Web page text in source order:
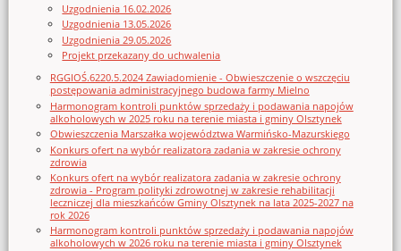
Uzgodnienia 16.02.2026
Uzgodnienia 13.05.2026
Uzgodnienia 29.05.2026
Projekt przekazany do uchwalenia
RGGIOŚ.6220.5.2024 Zawiadomienie - Obwieszczenie o wszczęciu
postępowania administracyjnego budowa farmy Mielno
Harmonogram kontroli punktów sprzedaży i podawania napojów
alkoholowych w 2025 roku na terenie miasta i gminy Olsztynek
Obwieszczenia Marszałka województwa Warmińsko-Mazurskiego
Konkurs ofert na wybór realizatora zadania w zakresie ochrony
zdrowia
Konkurs ofert na wybór realizatora zadania w zakresie ochrony
zdrowia - Program polityki zdrowotnej w zakresie rehabilitacji
leczniczej dla mieszkańców Gminy Olsztynek na lata 2025-2027 na
rok 2026
Harmonogram kontroli punktów sprzedaży i podawania napojów
alkoholowych w 2026 roku na terenie miasta i gminy Olsztynek